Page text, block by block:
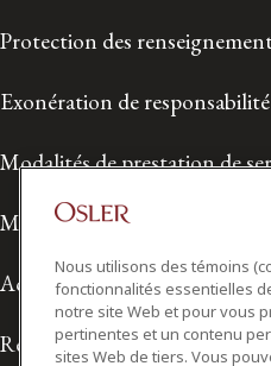
Protection des
Exonération de responsabilité
Modalités de prestation de
Modalités d'utilisation
Accessibilité
Relations avec les médias
Nous utilisons des témoins
fonctionnalités essentielles
notre site Web et pour vous
pertinentes et un contenu
sites Web de tiers. Vous